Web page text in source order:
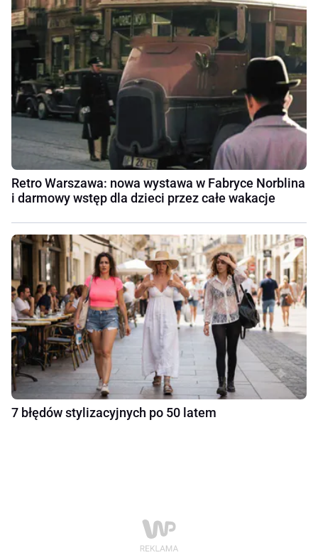
Retro Warszawa: nowa wystawa w Fabryce Norblina
i darmowy wstęp dla dzieci przez całe wakacje
7 błędów stylizacyjnych po 50 latem